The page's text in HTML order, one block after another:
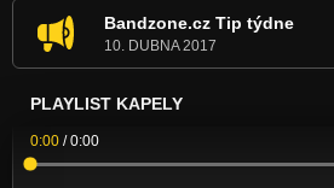
Bandzone.cz Tip týdne
10. DUBNA 2017
PLAYLIST KAPELY
0:00 /0:00